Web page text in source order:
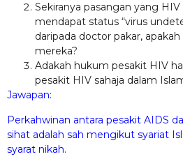
Sekiranya pasangan yang
mendapat status “virus
daripada doctor pakar,
mereka?
Adakah hukum pesakit HIV
pesakit HIV sahaja dalam
Jawapan:
Perkahwinan antara pesakit AIDS
sihat adalah sah mengikut syariat
syarat nikah.